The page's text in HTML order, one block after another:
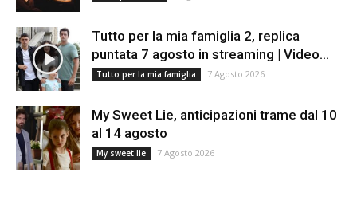
Tutto per la mia famiglia 2, replica
puntata 7 agosto in streaming | Video...
Tutto per la mia famiglia 7 Agosto 2026
My Sweet Lie, anticipazioni trame dal 10
al 14 agosto
My sweet lie 7 Agosto 2026